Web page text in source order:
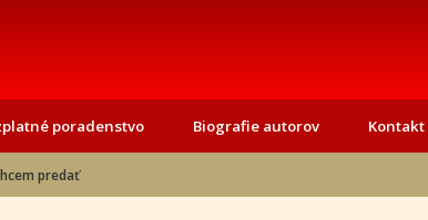
poradenstvo Biografie autorov Kontakt
predať